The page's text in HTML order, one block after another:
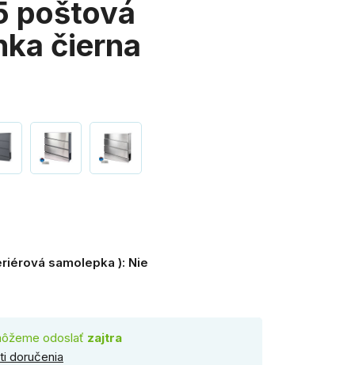
poštová
čierna
samolepka ): Nie
odoslať zajtra
doručenia